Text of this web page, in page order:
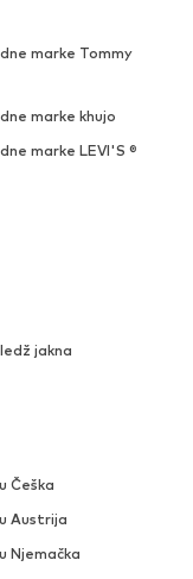
marke Tommy
marke khujo
marke LEVI'S ®
jakna
Češka
Austrija
Njemačka